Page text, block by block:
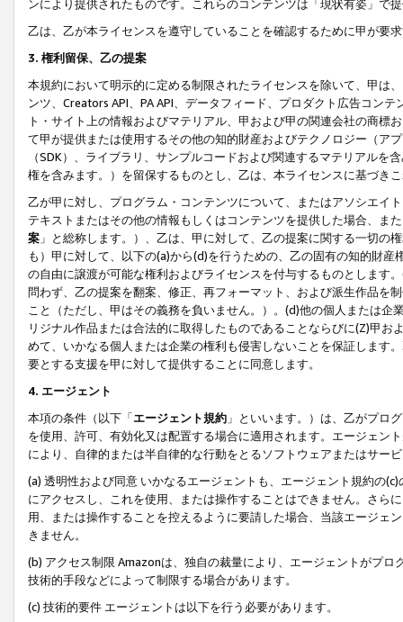
ンにより提供されたものです。これらのコンテンツは「現状有姿」で
乙は、乙が本ライセンスを遵守していることを確認するために甲が要
3. 権利留保、乙の提案
本規約において明示的に定める制限されたライセンスを除いて、甲は
ンツ、Creators API、PA API、データフィード、プロダクト広告コン
ト・サイト上の情報およびマテリアル、甲および甲の関連会社の商
て甲が提供または使用するその他の知的財産およびテクノロジー（ア
（SDK）、ライブラリ、サンプルコードおよび関連するマテリアル
権を含みます。）を留保するものとし、乙は、本ライセンスに基づき
乙が甲に対し、プログラム・コンテンツについて、またはアソシエイ
テキストまたはその他の情報もしくはコンテンツを提供した場合、ま
案 」と総称します。）、乙は、甲に対して、乙の提案に関する一切
も）甲に対して、以下の(a)から(d)を行うための、乙の固有の知的財
の自由に譲渡が可能な権利およびライセンスを付与するものとします
問わず、乙の提案を翻案、修正、再フォーマット、および派生作品を
こと（ただし、甲はその義務を負いません。）。(d)他の個人または
リジナル作品または合法的に取得したものであることならびに(Z)甲
めて、いかなる個人または企業の権利も侵害しないことを保証します
要とする支援を甲に対して提供することに同意します。
4. エージェント
本項の条件（以下「エージェント規約 」といいます。）は、乙がプロ
を使用、許可、有効化又は配置する場合に適用されます。エージェン
により、自律的または半自律的な行動をとるソフトウェアまたはサー
(a) 透明性および同意 いかなるエージェントも、エージェント規約の
にアクセスし、これを使用、または操作することはできません。さら
用、または操作することを控えるように要請した場合、当該エージェ
きません。
(b) アクセス制限 Amazonは、独自の裁量により、エージェントがプ
技術的手段などによって制限する場合があります。
(c) 技術的要件 エージェントは以下を行う必要があります。